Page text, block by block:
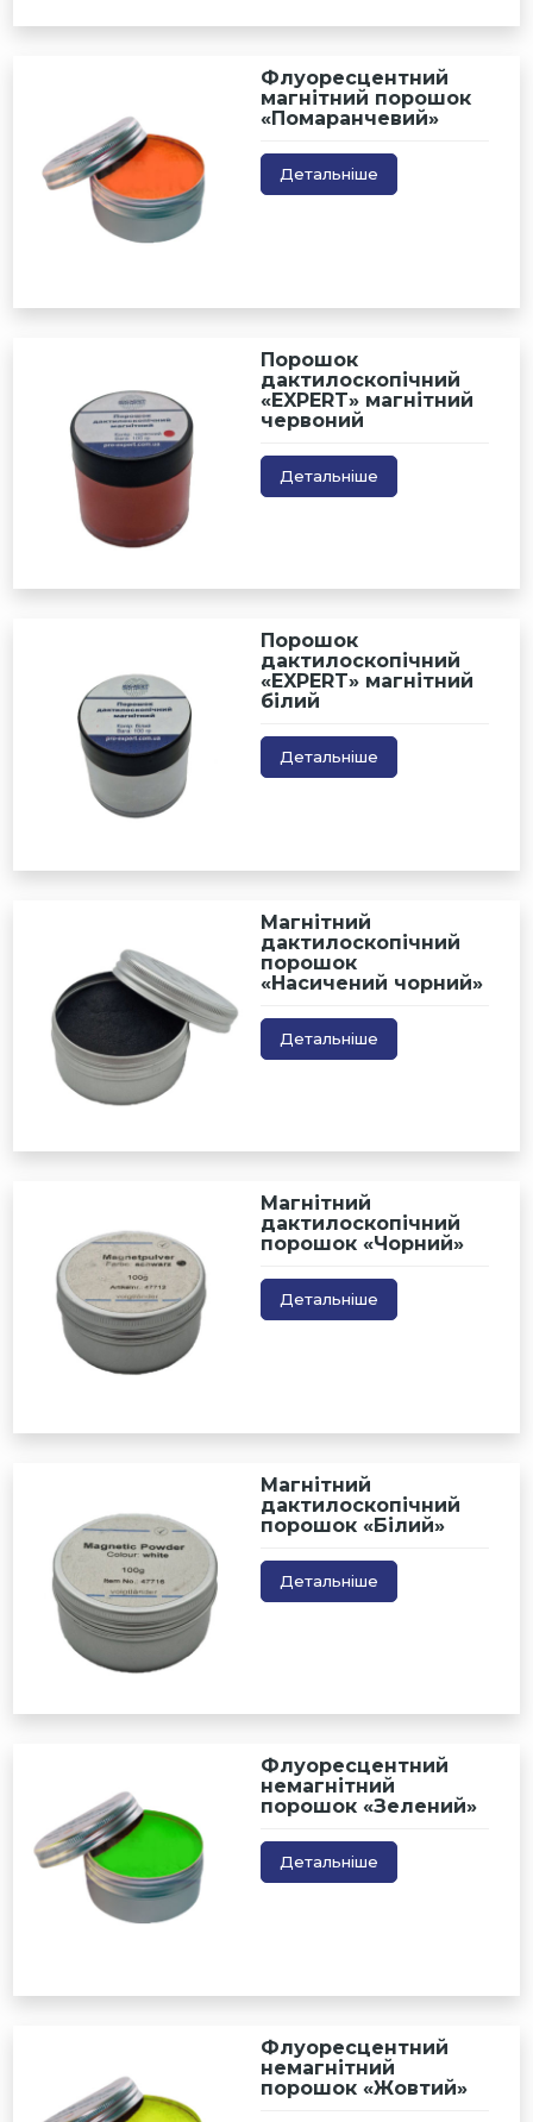
Флуоресцентний
магнітний порошок
«Помаранчевий»
Детальніше
Порошок
дактилоскопічний
«EXPERT» магнітний
червоний
Детальніше
Порошок
дактилоскопічний
«EXPERT» магнітний
білий
Детальніше
Магнітний
дактилоскопічний
порошок
«Насичений чорний»
Детальніше
Магнітний
дактилоскопічний
порошок «Чорний»
Детальніше
Магнітний
дактилоскопічний
порошок «Білий»
Детальніше
Флуоресцентний
немагнітний
порошок «Зелений»
Детальніше
Флуоресцентний
немагнітний
порошок «Жовтий»